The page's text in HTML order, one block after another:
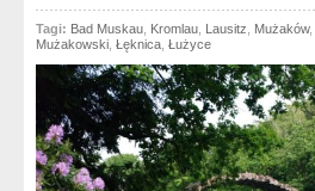
Tagi: Bad Muskau Kromlau Lausitz Mużaków,
Mużakowski Łęknica Łużyce